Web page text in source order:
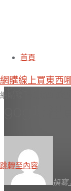
首頁
網購線上買東西
網購線上買東西哪裡
跳轉至內容
7net購
$339《
撰寫